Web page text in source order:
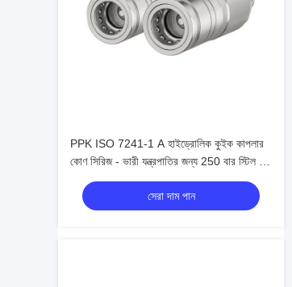
PPK ISO 7241-1 A হাইড্রোলিক কুইক কাপলার
কোণ সিরিজ - ভারী যন্ত্রপাতির জন্য 250 বার স্টিল বল
সেরা দাম পান